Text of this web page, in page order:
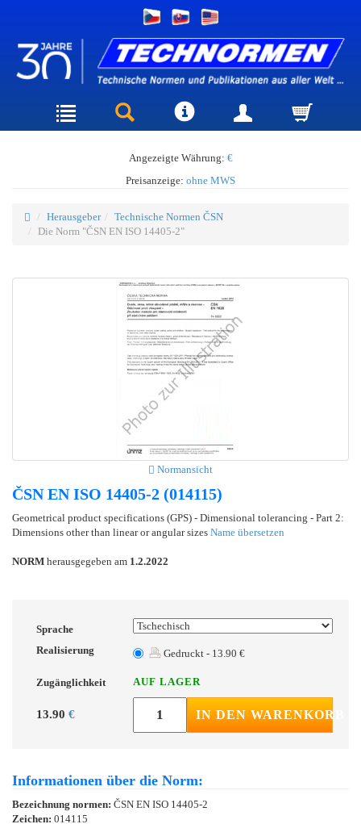
Angezeigte Währung: €
Preisanzeige: ohne MWS
Herausgeber
Technische Normen ČSN
Die Norm "ČSN EN ISO 14405-2"
Normansicht
ČSN EN ISO 14405-2 (014115)
Geometrical product specifications (GPS) - Dimensional tolerancing - Part 2:
Dimensions other than linear or angular sizes Name übersetzen
NORM herausgegeben am 1.2.2022
Sprache
Realisierung
Gedruckt - 13.90 €
Zugänglichkeit AUF LAGER
13.90 € IN DEN WARENKORB
Informationen über die Norm:
Bezeichnung normen: ČSN EN ISO 14405-2
Zeichen: 014115